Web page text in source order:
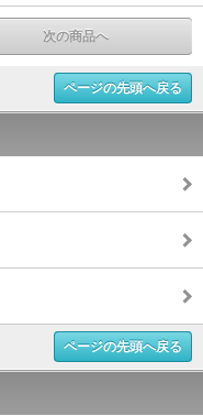
次の商品へ
ページの先頭へ戻る
ページの先頭へ戻る